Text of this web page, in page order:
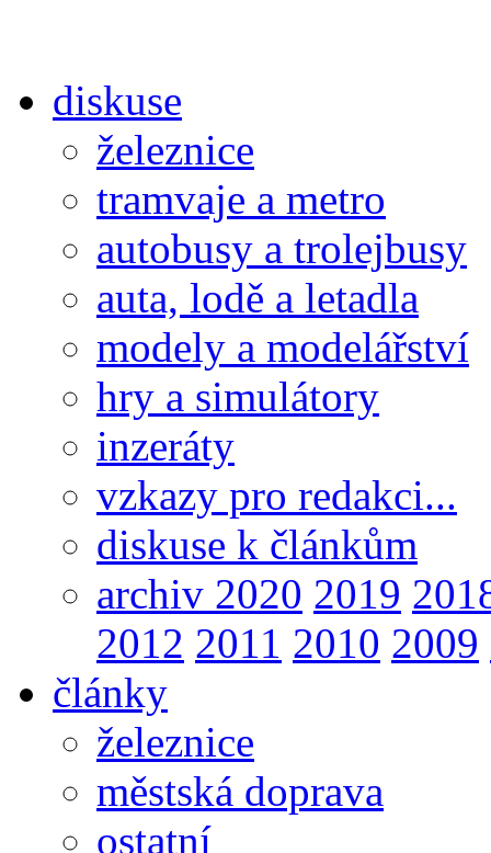
diskuse
železnice
tramvaje a metro
autobusy a trolejbusy
auta, lodě a letadla
modely a modelářství
hry a simulátory
inzeráty
vzkazy pro redakci...
diskuse k článkům
archiv 2020 2019
2012 2011 2010 2009
články
železnice
městská doprava
ostatní